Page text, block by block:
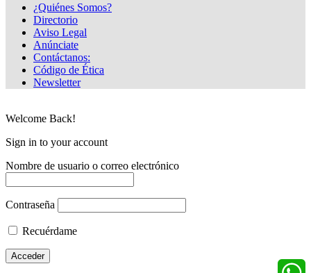
¿Quiénes Somos?
Directorio
Aviso Legal
Anúnciate
Contáctanos:
Código de Ética
Newsletter
Welcome Back!
Sign in to your account
Nombre de usuario o correo electrónico
Contraseña
Recuérdame